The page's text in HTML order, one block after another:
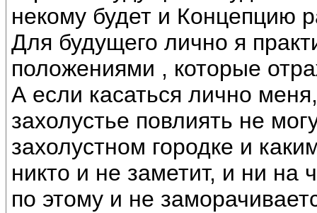
некому будет и Концепцию
Для будущего лично я
положениями , которые
А если касаться лично
захолустье повлиять не
захолустном городке и
никто и не заметит, и ни на
по этому и не